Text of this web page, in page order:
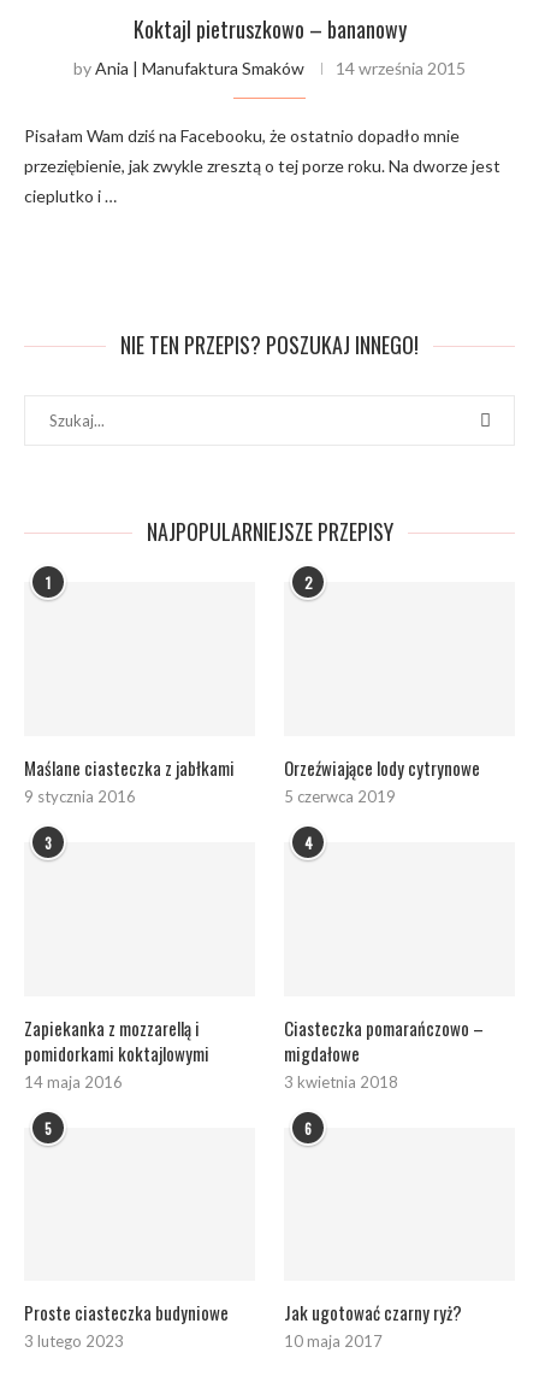
Koktajl pietruszkowo – bananowy
byAnia | Manufaktura Smaków 14 września 2015
Pisałam Wam dziś na Facebooku, że ostatnio dopadło mnie
przeziębienie, jak zwykle zresztą o tej porze roku. Na dworze jest
cieplutko i …
NIE TEN PRZEPIS? POSZUKAJ INNEGO!
NAJPOPULARNIEJSZE PRZEPISY
1
Maślane ciasteczka z jabłkami
9 stycznia 2016
2
Orzeźwiające lody cytrynowe
5 czerwca 2019
3
Zapiekanka z mozzarellą i
pomidorkami koktajlowymi
14 maja 2016
4
Ciasteczka pomarańczowo –
migdałowe
3 kwietnia 2018
5
Proste ciasteczka budyniowe
3 lutego 2023
6
Jak ugotować czarny ryż?
10 maja 2017